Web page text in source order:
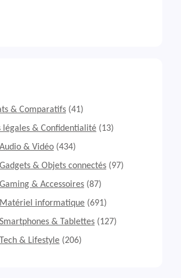
& Comparatifs (41)
légales & Confidentialité (13)
Audio & Vidéo (434)
Gadgets & Objets connectés (97)
Gaming & Accessoires (87)
Matériel informatique (691)
Smartphones & Tablettes (127)
Tech & Lifestyle (206)